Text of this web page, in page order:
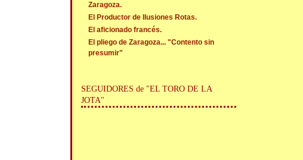
Zaragoza.
El Productor de Ilusiones Rotas.
El aficionado francés.
El pliego de Zaragoza... "Contento sin
presumir"
SEGUIDORES de "EL TORO DE LA
JOTA"